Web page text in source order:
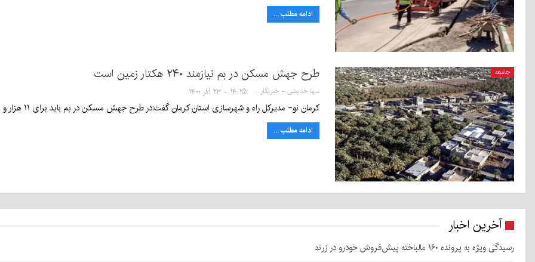
ادامه مطلب ...
جامعه طرح جهش مسکن در بم نیازمند ۲۴۰ هکتار زمین است
سها خدیشی - خبرنگار ۱۴:۲۵ - ۲۳ آذر ۱۴۰۰
کرمان نو- مدیرکل راه و شهرسازی استان کرمان گفت:در طرح جهش مسکن در بم باید برای ۱۱ هزار و ۳۰۰ نفر زمینه تهیه شود که این تعداد نیازمند ۲۴۰ هکتار زمین است.
ادامه مطلب ...
آخرین اخبار
رسیدگی ویژه به پرونده ۱۶۰ مالباخته پیش‌فروش خودرو در زرند